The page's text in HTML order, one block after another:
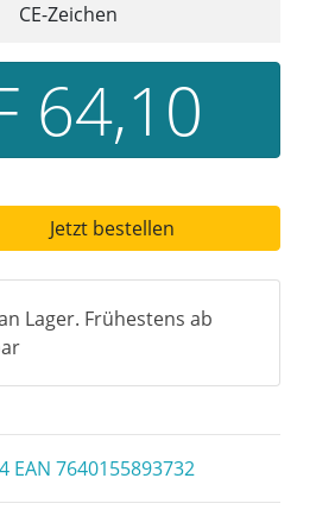
CE-Zeichen
64,10
Jetzt bestellen
Lager. Frühestens ab
EAN 7640155893732